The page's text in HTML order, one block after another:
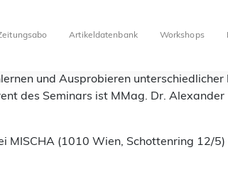
Artikeldatenbank Workshops
und Ausprobieren unterschiedlicher
des Seminars ist MMag. Dr. Alexander
MISCHA (1010 Wien, Schottenring 12/